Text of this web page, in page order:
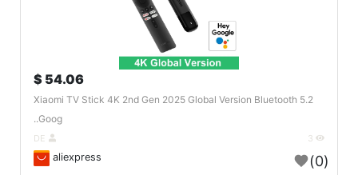
54.06 $
Xiaomi TV Stick 4K 2nd Gen 2025 Global Version Bluetooth 5.2
Goog..
aliexpress (0)